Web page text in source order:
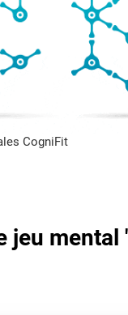
CogniFit
jeu mental